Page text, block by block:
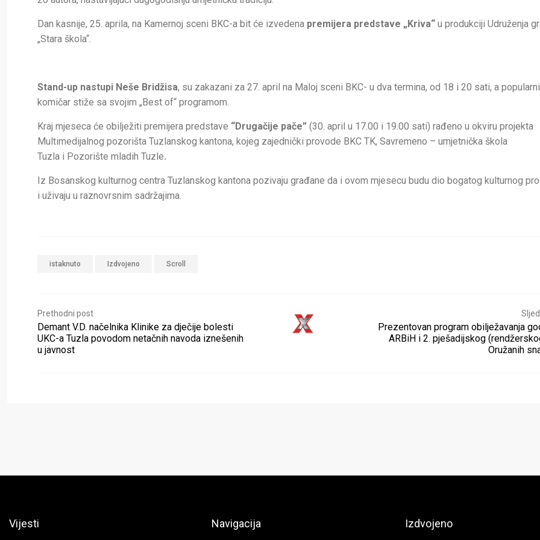
Dan kasnije, 25. aprila, na Kamernoj sceni BKC-a bit će izvedena premijera predstave „Kriva“ u produkciji Udruženja
„Stara škola“.
Stand-up nastupi Neše Bridžisa, su zakazani za 27. april na Maloj sceni BKC- u dva termina, od 18 i 20 sati, a popularni
komičar stiže sa svojim „Best of“ programom.
Kraj mjeseca će obilježiti premijera predstave “Drugačije pače” (30. april u 17.00 i 19.00 sati) rađeno u okviru projekta
Multimedijalnog pozorišta Tuzlanskog kantona, kojeg zajednički provode BKC TK, Savremeno – umjetnička škola
Tuzla i Pozorište mladih Tuzle.
Iz Bosanskog kulturnog centra Tuzlanskog kantona pozivaju građane da i ovom mjesecu budu dio bogatog kulturnog
i uživaju u raznovrsnim sadržajima.
istaknuto Izdvojeno Scroll
Prethodni post
Demant V.D. načelnika Klinike za dječije bolesti
UKC-a Tuzla povodom netačnih navoda iznešenih
u javnost
Prezentovan program obilježavanja
ARBiH i 2. pješadijskog
Oružanih
Vijesti Navigacija Izdvojeno